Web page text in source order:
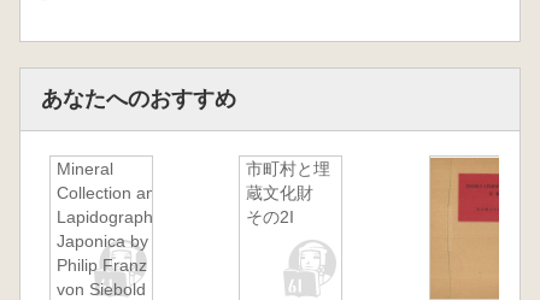
あなたへのおすすめ
Mineral
Collection and
Lapidographia
Japonica by
Philip Franz
von Siebold
市町村と埋
蔵文化財
その2I